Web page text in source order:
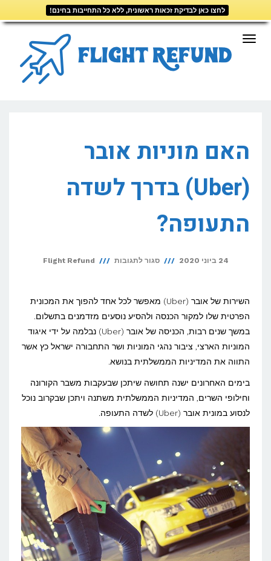
לחצו כאן לבדיקת זכאות ראשונית, ללא כל התחייבות בחינם!
לתוכן
תפריט
האם מוניות אובר
(Uber) בדרך לשדה
התעופה?
24 ביוני 2020 סגור לתגובות על
מוניות
אובר
(Uber)
בדרך
התעופה?
Flight Refund
השירות של אובר (Uber) מאפשר לכל אחד להפוך את המכונית
הפרטית שלו למקור הכנסה ולהסיע נוסעים מזדמנים בתשלום.
במשך שנים רבות, הכניסה של אובר (Uber) נבלמה על ידי איגוד
המוניות הארצי, ציבור נהגי המוניות ושר התחבורה ישראל כץ אשר
התווה את המדיניות הממשלתית בנושא.
בימים האחרונים ישנה תחושה שיתכן שבעקבות משבר הקורונה
וחילופי השרים, המדיניות הממשלתית משתנה ויתכן שבקרוב נוכל
לנסוע במונית אובר (Uber) לשדה התעופה.